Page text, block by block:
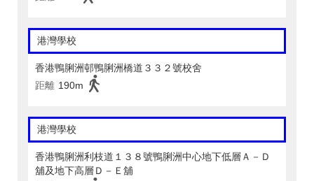
港灣學校
香港鴨脷洲邨鴨脷洲橋道３３２號校舍
距離 190m
港灣學校
香港鴨脷洲利枝道１３８號鴨脷洲中心地下低層Ａ－Ｄ
舖及地下高層Ｄ－Ｅ舖